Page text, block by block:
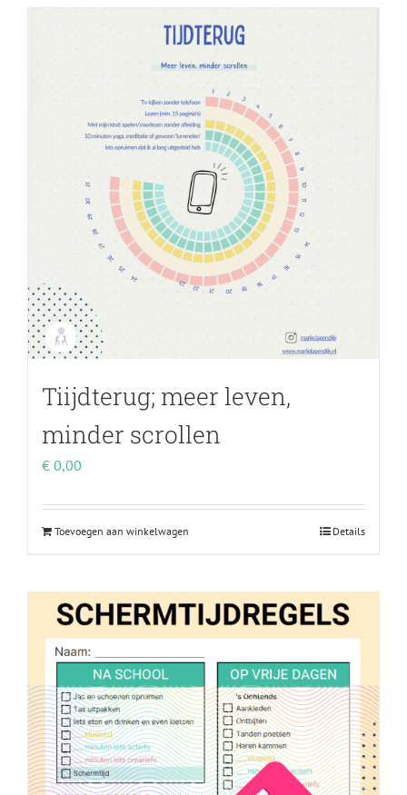
Tiijdterug; meer leven,
minder scrollen
€ 0,00
Toevoegen aan winkelwagen Details